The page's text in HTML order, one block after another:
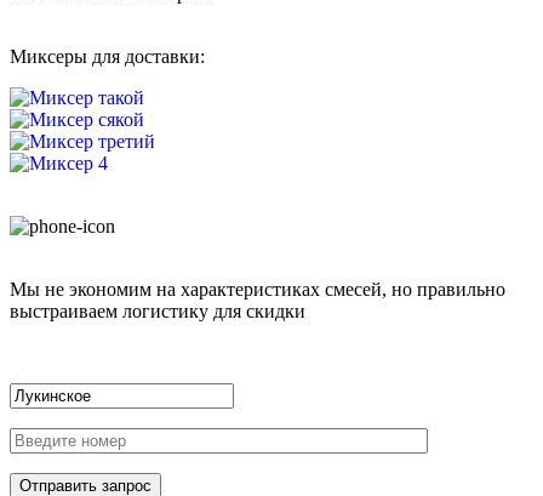
Миксеры для доставки:
Мы не экономим на характеристиках смесей, но правильно
выстраиваем логистику для скидки